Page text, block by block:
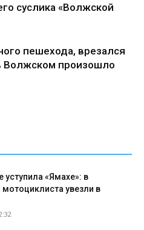
суслика «Волжской
пешехода, врезался
Волжском произошло
уступила «Ямахе»: в
увезли в